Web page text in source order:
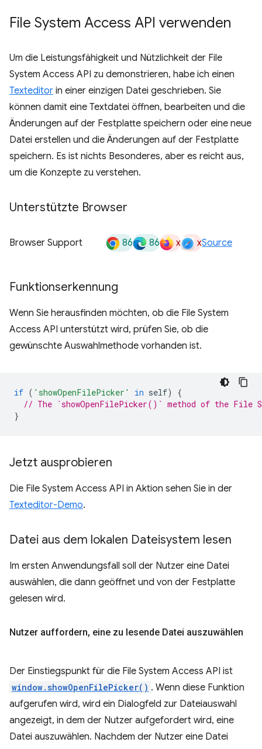
File System Access API verwenden
Um die Leistungsfähigkeit und Nützlichkeit der File
System Access API zu demonstrieren, habe ich einen
Texteditor in einer einzigen Datei geschrieben. Sie
können damit eine Textdatei öffnen, bearbeiten und die
Änderungen auf der Festplatte speichern oder eine neue
Datei erstellen und die Änderungen auf der Festplatte
speichern. Es ist nichts Besonderes, aber es reicht aus,
um die Konzepte zu verstehen.
Unterstützte Browser
Browser Support 86 86 x xSource
Funktionserkennung
Wenn Sie herausfinden möchten, ob die File System
Access API unterstützt wird, prüfen Sie, ob die
gewünschte Auswahlmethode vorhanden ist.
if ( 'showOpenFilePicker' in self)
{
// The `showOpenFilePicker()` method of the File
}
Jetzt ausprobieren
Die File System Access API in Aktion sehen Sie in der
Texteditor-Demo.
Datei aus dem lokalen Dateisystem lesen
Im ersten Anwendungsfall soll der Nutzer eine Datei
auswählen, die dann geöffnet und von der Festplatte
gelesen wird.
Nutzer auffordern, eine zu lesende Datei auszuwählen
Der Einstiegspunkt für die File System Access API ist
window.showOpenFilePicker() . Wenn diese Funktion
aufgerufen wird, wird ein Dialogfeld zur Dateiauswahl
angezeigt, in dem der Nutzer aufgefordert wird, eine
Datei auszuwählen. Nachdem der Nutzer eine Datei